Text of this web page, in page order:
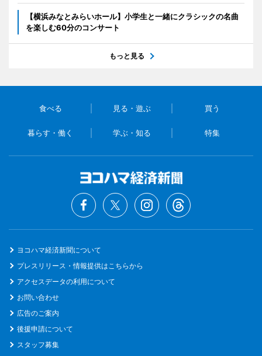
【横浜みなとみらいホール】小学生と一緒にクラシックの名曲
を楽しむ60分のコンサート
もっと見る
食べる 見る・遊ぶ 買う
暮らす・働く 学ぶ・知る 特集
ヨコハマ経済新聞について
プレスリリース・情報提供はこちらから
アクセスデータの利用について
お問い合わせ
広告のご案内
後援申請について
スタッフ募集